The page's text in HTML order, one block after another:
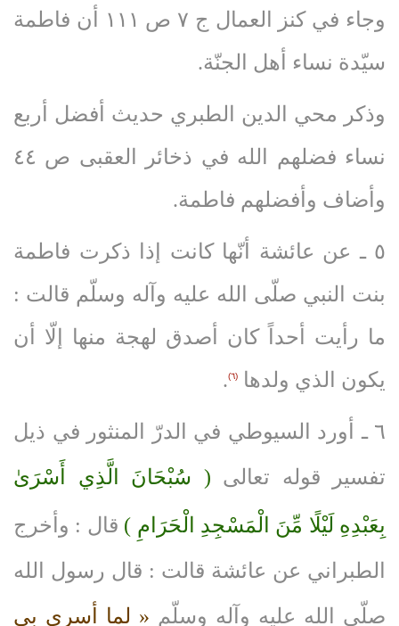
وجاء في كنز العمال ج ٧ ص ١١١ أن فاطمة
سيّدة نساء أهل الجنّة.
وذكر محي الدين الطبري حديث أفضل أربع
نساء فضلهم الله في ذخائر العقبى ص ٤٤
وأضاف وأفضلهم فاطمة.
٥ ـ عن عائشة أنّها كانت إذا ذكرت فاطمة
بنت النبي صلّى‌ الله‌ عليه‌ وآله‌ وسلّم قالت :
ما رأيت أحداً كان أصدق لهجة منها إلّا أن
يكون الذي ولدها
(٦) .
٦ ـ أورد السيوطي في الدرّ المنثور في ذيل
تفسير قوله تعالى ( سُبْحَانَ الَّذِي أَسْرَىٰ
بِعَبْدِهِ لَيْلًا مِّنَ الْمَسْجِدِ الْحَرَامِ ) قال : وأخرج
الطبراني عن عائشة قالت : قال رسول الله
صلّى‌ الله‌ عليه‌ وآله‌ وسلّم « لما أسري بي